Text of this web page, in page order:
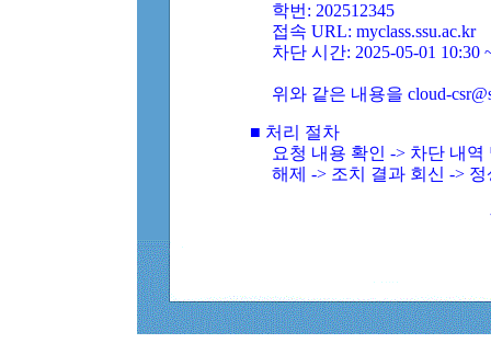
학번: 202512345
접속 URL: myclass.ssu.ac.kr
차단 시간: 2025-05-01 10:30
위와 같은 내용을 cloud-
■ 처리 절차
요청 내용 확인 -> 차단 내
해제 -> 조치 결과 회신 ->